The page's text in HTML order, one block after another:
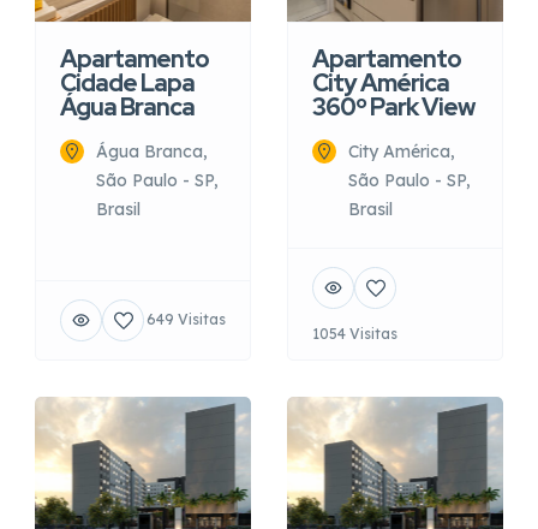
Apartamento
Cidade Lapa
Água Branca
Água Branca,
São Paulo - SP,
Brasil
649 Visitas
Apartamento
City América
360º Park View
City América,
São Paulo - SP,
Brasil
1054 Visitas